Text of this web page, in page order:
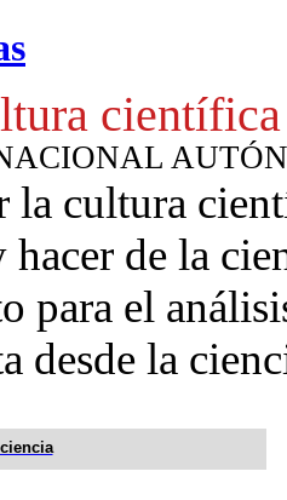
científica
la cultura
de la
para el
desde la